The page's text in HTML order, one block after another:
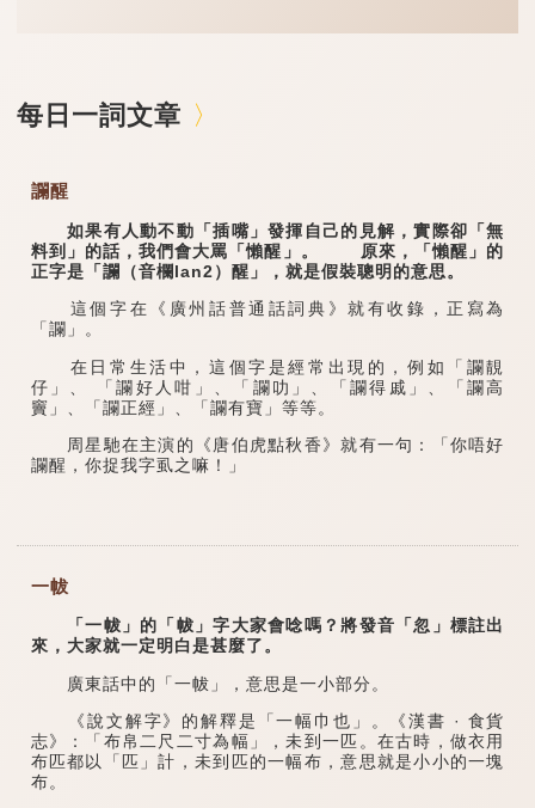
每日一詞文章
讕醒
如果有人動不動「插嘴」發揮自己的見解，實際卻「無
料到」的話，我們會大罵「懶醒」。 原來，「懶醒」的
正字是「讕（音欄lan2）醒」，就是假裝聰明的意思。
這個字在《廣州話普通話詞典》就有收錄，正寫為
「讕」。
在日常生活中，這個字是經常出現的，例如「讕靚
仔」、 「讕好人咁」、「讕叻」、「讕得戚」、「讕高
竇」、「讕正經」、「讕有寶」等等。
周星馳在主演的《唐伯虎點秋香》就有一句：「你唔好
讕醒，你捉我字虱之嘛！」
一帗
「一帗」的「帗」字大家會唸嗎？將發音「忽」標註出
來，大家就一定明白是甚麼了。
廣東話中的「一帗」，意思是一小部分。
《說文解字》的解釋是「一幅巾也」。《漢書 · 食貨
志》：「布帛二尺二寸為幅」，未到一匹。在古時，做衣用
布匹都以「匹」計，未到匹的一幅布，意思就是小小的一塊
布。